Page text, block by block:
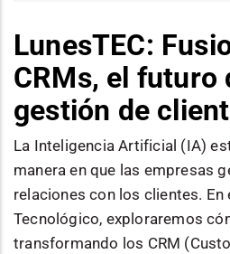
LunesTEC:
CRMs, el futuro
gestión de
La Inteligencia Artificial (IA)
manera en que las empresas
relaciones con los clientes. En
Tecnológico, exploraremos
transformando los CRM